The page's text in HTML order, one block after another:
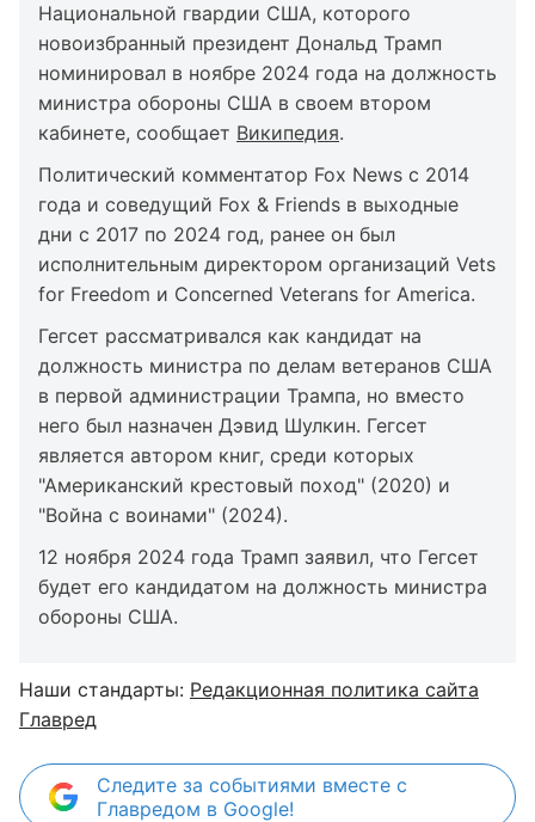
Национальной гвардии США, которого
новоизбранный президент Дональд Трамп
номинировал в ноябре 2024 года на должность
министра обороны США в своем втором
кабинете, сообщает Википедия.
Политический комментатор Fox News с 2014
года и соведущий Fox & Friends в выходные
дни с 2017 по 2024 год, ранее он был
исполнительным директором организаций Vets
for Freedom и Concerned Veterans for America.
Гегсет рассматривался как кандидат на
должность министра по делам ветеранов США
в первой администрации Трампа, но вместо
него был назначен Дэвид Шулкин. Гегсет
является автором книг, среди которых
"Американский крестовый поход" (2020) и
"Война с воинами" (2024).
12 ноября 2024 года Трамп заявил, что Гегсет
будет его кандидатом на должность министра
обороны США.
Наши стандарты: Редакционная политика сайта
Главред
Следите за событиями вместе с
Главредом в Google!